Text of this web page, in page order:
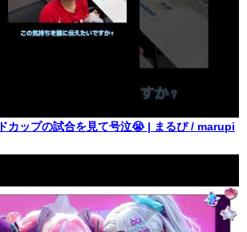
カップの試合を見て号泣😭 | まるぴ / marupi